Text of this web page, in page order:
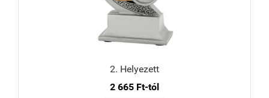
2. Helyezett
2 665 Ft-tól